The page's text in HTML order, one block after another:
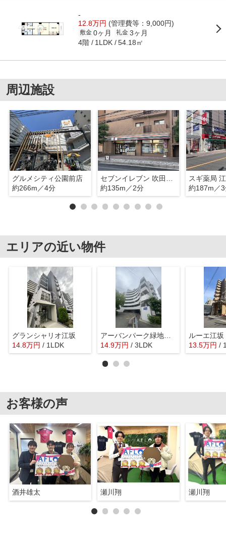
-
12.8万円 (管理費等：9,000円)
敷金 0ヶ月 礼金 3ヶ月
4階 1LDK 54.18㎡
周辺施設
グルメシティ公園前店
約266m／4分
セブンイレブン 吹田垂水町店
約135m／2分
スギ薬局
約187m／
エリアの近い物件
グランシャリオ江坂
14.8万円 / 1LDK
アーバンパーク緑地公園
14.9万円 / 3LDK
ルーエ江坂
13.5万円 /
お客様の声
酒井雄太 瀬川翔 瀬川翔